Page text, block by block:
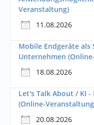
Veranstaltung)
11.08.2026
Mobile Endgeräte als
Unternehmen
18.08.2026
Let's Talk About / KI
(Online-
20.08.2026